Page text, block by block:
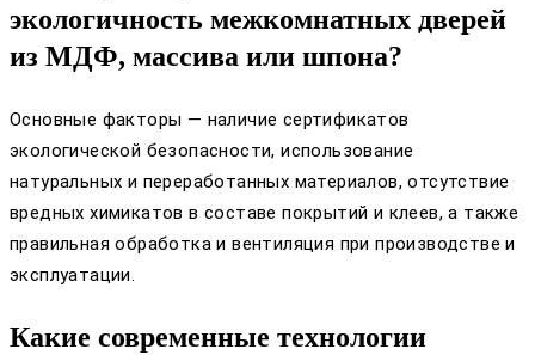
экологичность межкомнатных дверей
из МДФ, массива или шпона?
Основные факторы — наличие сертификатов
экологической безопасности, использование
натуральных и переработанных материалов, отсутствие
вредных химикатов в составе покрытий и клеев, а также
правильная обработка и вентиляция при производстве и
эксплуатации.
Какие современные технологии